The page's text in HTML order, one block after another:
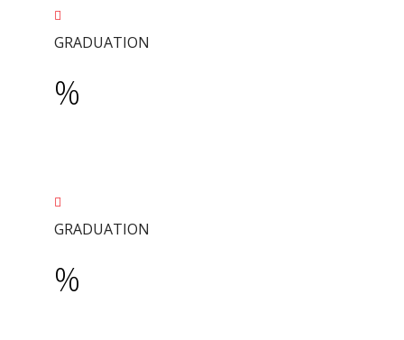
GRADUATION
%
GRADUATION
%